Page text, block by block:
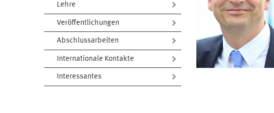
Lehre
Veröffentlichungen
Abschlussarbeiten
Internationale Kontakte
Interessantes